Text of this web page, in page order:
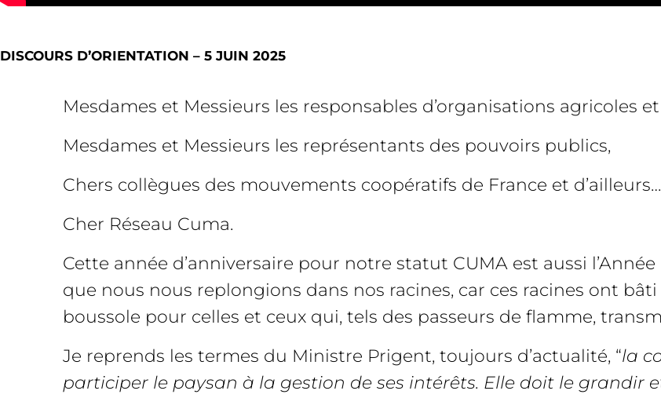
DISCOURS D’ORIENTATION – 5 JUIN 2025
Mesdames et Messieurs les responsables d’organisations agricoles
Mesdames et Messieurs les représentants des pouvoirs publics,
Chers collègues des mouvements coopératifs de France et d’ailleurs…
Cher Réseau Cuma.
Cette année d’anniversaire pour notre statut CUMA est aussi
que nous nous replongions dans nos racines, car ces racines ont
boussole pour celles et ceux qui, tels des passeurs de flamme,
Je reprends les termes du Ministre Prigent, toujours d’actualité, “la
participer le paysan à la gestion de ses intérêts. Elle doit le grandir